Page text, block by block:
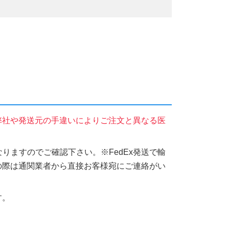
や発送元の手違いによりご注文と異なる医
ますのでご確認下さい。※FedEx発送で輸
は通関業者から直接お客様宛にご連絡がい